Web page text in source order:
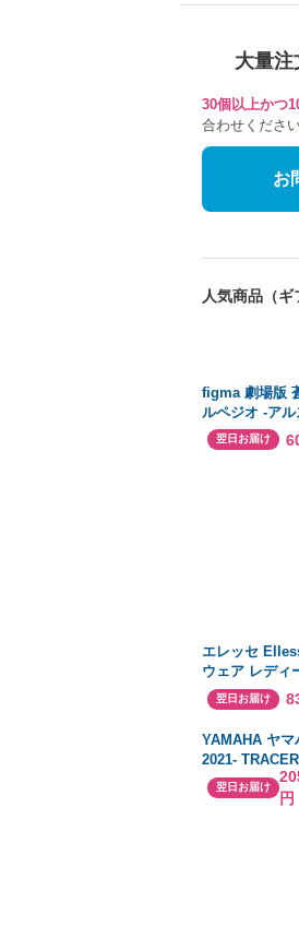
大量注
30個以上かつ
合わせくださ
お
人気商品（ギ
figma 劇場版
ルペジオ -ア
ァ‐ イオナ ノ
ABS&PVC製
翌日お届け
エレッセ
ウェア レディ
イストレッチ
4way Stretch
翌日お届け
YAMAHA ヤ
2021-
XSR900 2022-
シュガード（
翌日お届け
円